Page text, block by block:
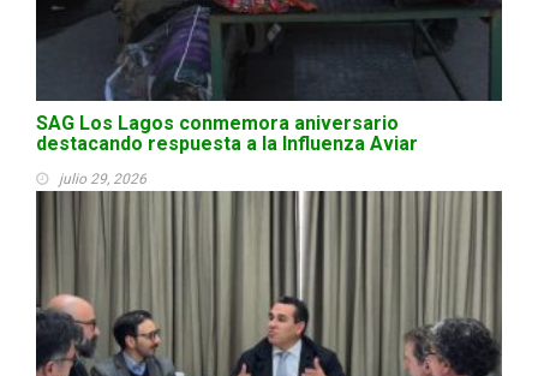
SAG Los Lagos conmemora aniversario
destacando respuesta a la Influenza Aviar
julio 29, 2026